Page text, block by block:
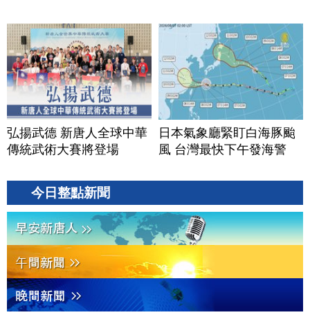
弘揚武德 新唐人全球中華
傳統武術大賽將登場
日本氣象廳緊盯白海豚颱
風 台灣最快下午發海警
今日整點新聞